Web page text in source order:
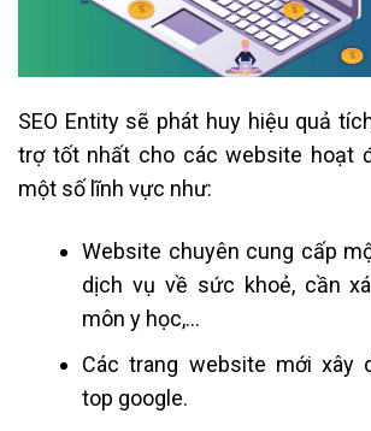
SEO Entity sẽ phát huy hiệu quả
trợ tốt nhất cho các website hoạt
một số lĩnh vực như:
Website chuyên cung cấp
dịch vụ về sức khoẻ, cần
môn y học,…
Các trang website mới xây
top google.